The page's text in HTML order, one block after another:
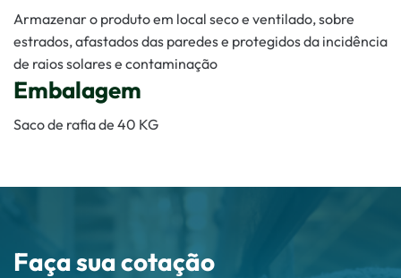
Armazenar o produto em local seco e ventilado, sobre
estrados, afastados das paredes e protegidos da incidência
de raios solares e contaminação
Embalagem
Saco de rafia de 40 KG
Faça sua cotação